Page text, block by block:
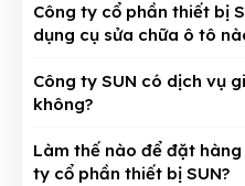
Công ty cổ phần thiết bị
dụng cụ sửa chữa ô tô
Công ty SUN có dịch vụ
không?
Làm thế nào để đặt
ty cổ phần thiết bị SUN?